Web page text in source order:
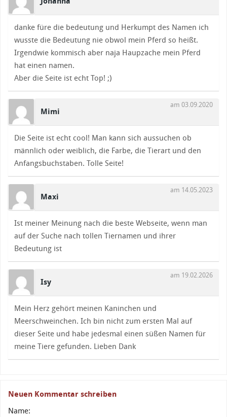
danke füre die bedeutung und Herkumpt des Namen ich
wusste die Bedeutung nie obwol mein Pferd so heißt.
Irgendwie kommisch aber naja Haupzache mein Pferd
hat einen namen.
Aber die Seite ist echt Top! ;)
Mimi
am 03.09.2020
Die Seite ist echt cool! Man kann sich aussuchen ob
männlich oder weiblich, die Farbe, die Tierart und den
Anfangsbuchstaben. Tolle Seite!
Maxi
am 14.05.2023
Ist meiner Meinung nach die beste Webseite, wenn man
auf der Suche nach tollen Tiernamen und ihrer
Bedeutung ist
Isy
am 19.02.2026
Mein Herz gehört meinen Kaninchen und
Meerschweinchen. Ich bin nicht zum ersten Mal auf
dieser Seite und habe jedesmal einen süßen Namen für
meine Tiere gefunden. Lieben Dank
Neuen Kommentar schreiben
Name: